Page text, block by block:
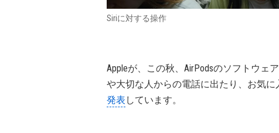
Siriに対する操作
Appleが、この秋、AirPodsのソフトウェ
や大切な人からの電話に出たり、お気
発表 しています。